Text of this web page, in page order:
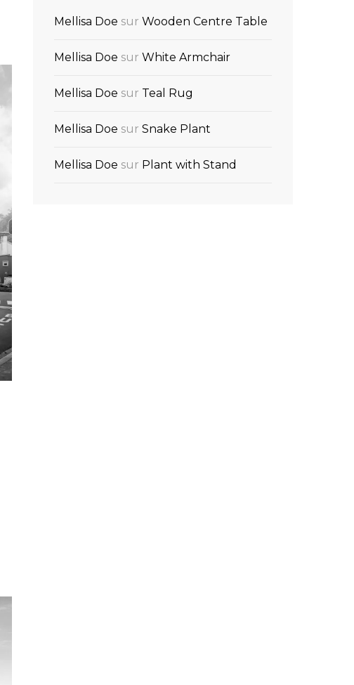
Mellisa Doe sur Wooden Centre Table
Mellisa Doe sur White Armchair
Mellisa Doe sur Teal Rug
Mellisa Doe sur Snake Plant
Mellisa Doe sur Plant with Stand